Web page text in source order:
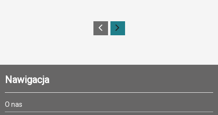
Nawigacja
O nas